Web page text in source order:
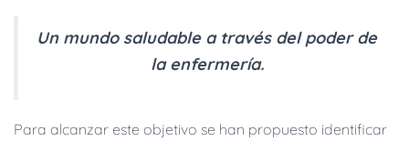
Un mundo saludable a través del poder de
la enfermería.
Para alcanzar este objetivo se han propuesto identificar